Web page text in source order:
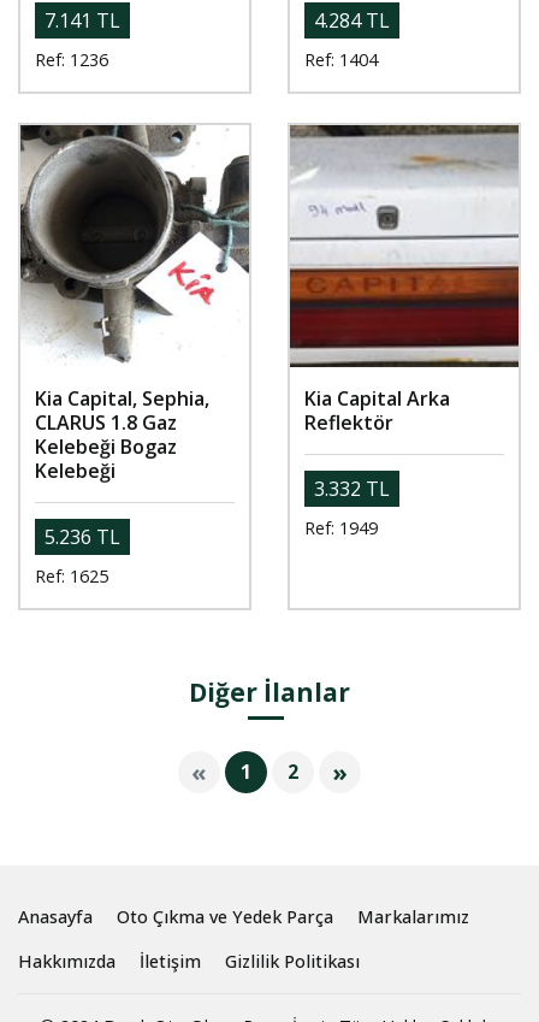
7.141 TL
Ref: 1236
4.284 TL
Ref: 1404
Kia Capital, Sephia,
CLARUS 1.8 Gaz
Kelebeği Bogaz
Kelebeği
5.236 TL
Ref: 1625
Kia Capital Arka
Reflektör
3.332 TL
Ref: 1949
Diğer İlanlar
« 1 2 »
Anasayfa Oto Çıkma ve Yedek Parça
Markalarımız
Hakkımızda
İletişim Gizlilik Politikası